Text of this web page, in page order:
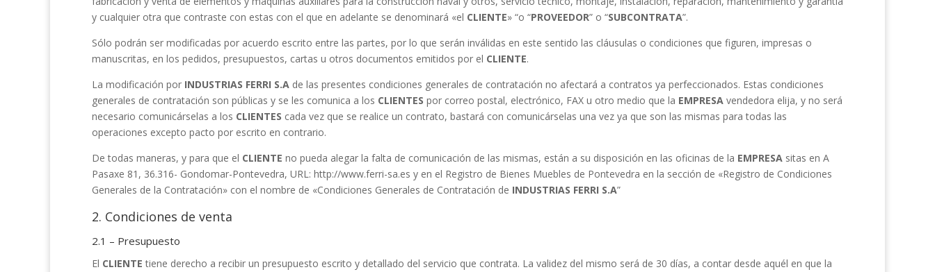
y cualquier otra que contraste con estas con el que en adelante se denominará «el CLIENTE» “o “PROVEEDOR” o “SUBCONTRATA”.
Sólo podrán ser modificadas por acuerdo escrito entre las partes, por lo que serán inválidas en este sentido las cláusulas o condiciones que figuren, impresas o
manuscritas, en los pedidos, presupuestos, cartas u otros documentos emitidos por el CLIENTE.
La modificación por INDUSTRIAS FERRI S.A de las presentes condiciones generales de contratación no afectará a contratos ya perfeccionados. Estas condiciones
generales de contratación son públicas y se les comunica a los CLIENTES por correo postal, electrónico, FAX u otro medio que la EMPRESA vendedora elija, y no será
necesario comunicárselas a los CLIENTES cada vez que se realice un contrato, bastará con comunicárselas una vez ya que son las mismas para todas las
operaciones excepto pacto por escrito en contrario.
De todas maneras, y para que el CLIENTE no pueda alegar la falta de comunicación de las mismas, están a su disposición en las oficinas de la EMPRESA sitas en A
Pasaxe 81, 36.316- Gondomar-Pontevedra, URL: http://www.ferri-sa.es y en el Registro de Bienes Muebles de Pontevedra en la sección de «Registro de Condiciones
Generales de la Contratación» con el nombre de «Condiciones Generales de Contratación de INDUSTRIAS FERRI S.A”
2. Condiciones de venta
2.1 – Presupuesto
El CLIENTE tiene derecho a recibir un presupuesto escrito y detallado del servicio que contrata. La validez del mismo será de 30 días, a contar desde aquél en que la